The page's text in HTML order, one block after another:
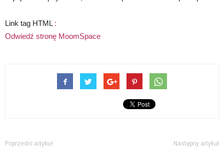
Link tag HTML :
Odwiedź stronę MoomSpace
Poprzedni artykuł Następny artykuł